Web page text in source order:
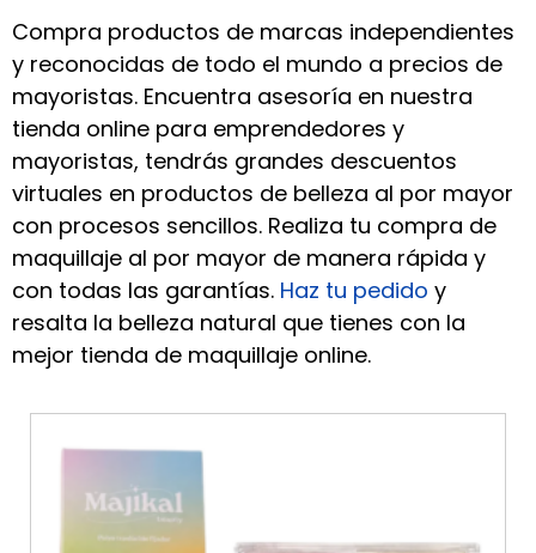
Compra productos de marcas independientes
y reconocidas de todo el mundo a precios de
mayoristas. Encuentra asesoría en nuestra
tienda online para emprendedores y
mayoristas, tendrás grandes descuentos
virtuales en productos de belleza al por mayor
con procesos sencillos. Realiza tu compra de
maquillaje al por mayor de manera rápida y
con todas las garantías. Haz tu pedido y
resalta la belleza natural que tienes con la
mejor tienda de maquillaje online.